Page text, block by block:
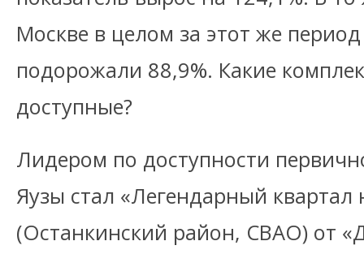
Москве в целом за этот же
подорожали 88,9%. Какие
доступные?
Лидером по доступности
Яузы стал «Легендарный квартал
(Останкинский район, СВАО) от